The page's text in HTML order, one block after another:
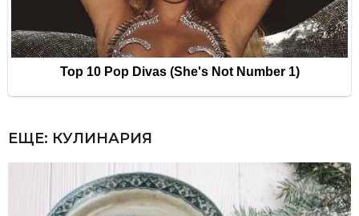
ЕЩЕ: КУЛИНАРИЯ